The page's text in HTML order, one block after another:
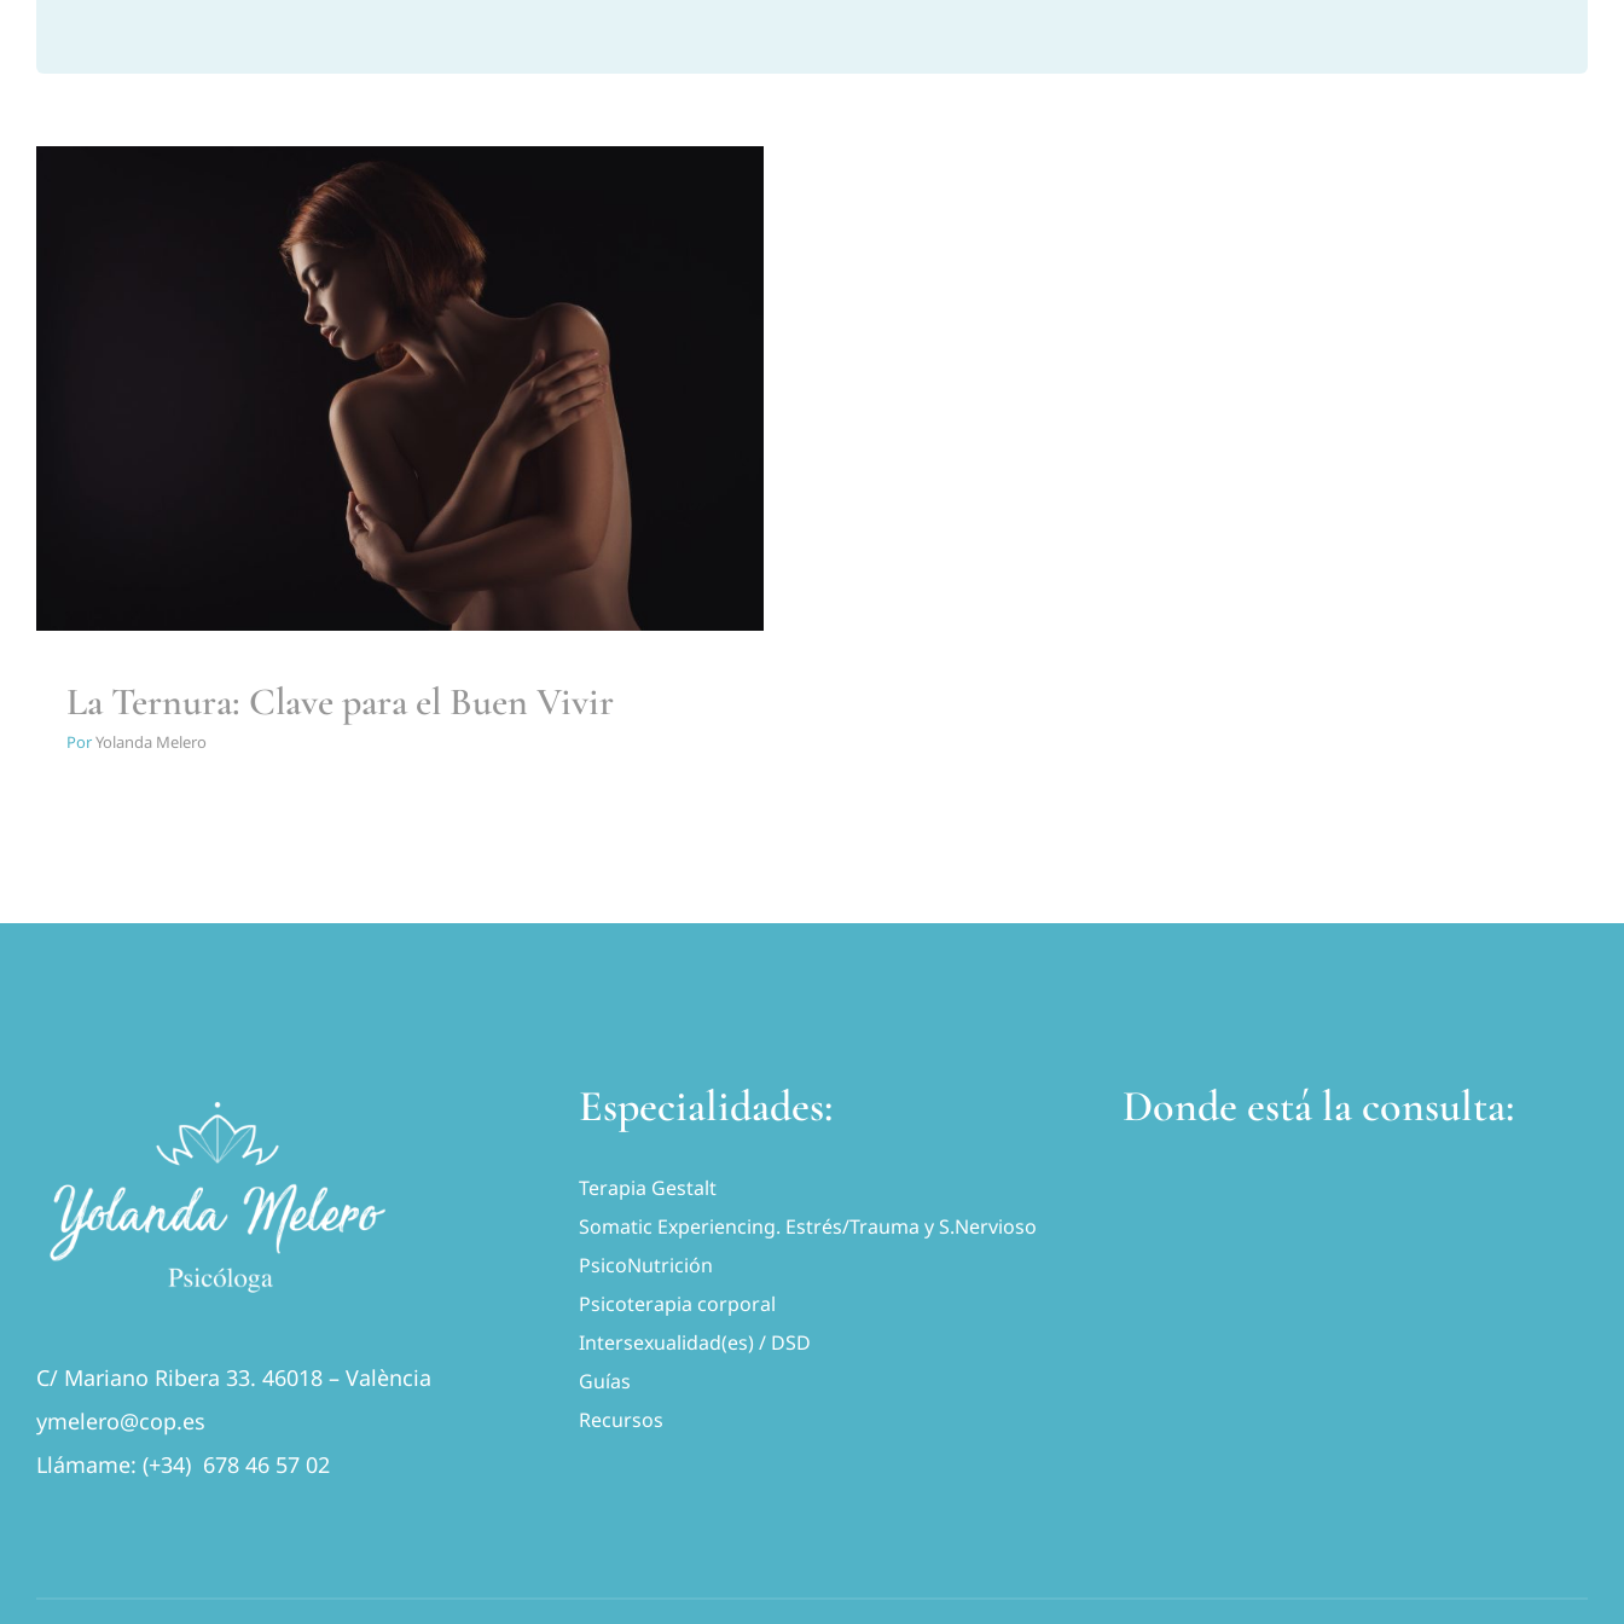
La Ternura: Clave para el Buen Vivir
La Ternura: Clave para el Buen Vivir
PorYolanda Melero
C/ Mariano Ribera 33. 46018 – València
ymelero@cop.es
Llámame: (+34) 678 46 57 02
Especialidades:
Terapia Gestalt
Somatic Experiencing. Estrés/Trauma y S.Nervioso
PsicoNutrición
Psicoterapia corporal
Intersexualidad(es) / DSD
Guías
Recursos
Donde está la consulta: